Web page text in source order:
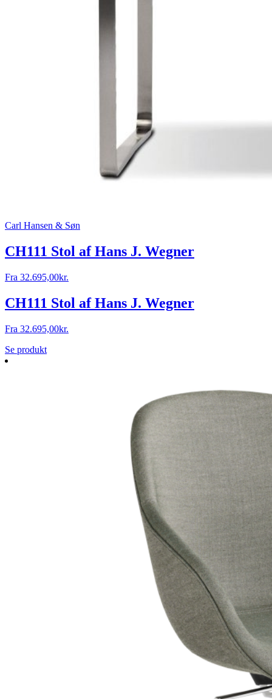
Carl Hansen & Søn
CH111 Stol af Hans J. Wegner
Fra 32.695,00kr.
CH111 Stol af Hans J. Wegner
Fra 32.695,00kr.
Se produkt